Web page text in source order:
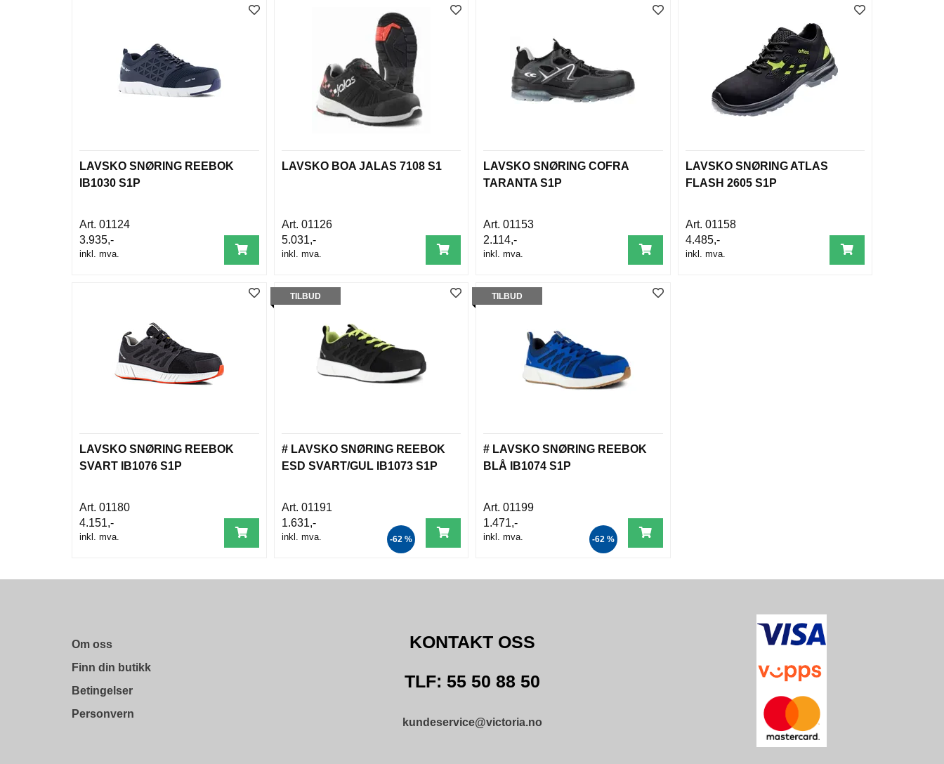
LAVSKO SNØRING REEBOK
IB1030 S1P
01124
3.935,-
inkl. mva.
LAVSKO BOA JALAS 7108 S1
01126
5.031,-
inkl. mva.
LAVSKO SNØRING COFRA
TARANTA S1P
01153
2.114,-
inkl. mva.
LAVSKO SNØRING ATLAS
FLASH 2605 S1P
01158
4.485,-
inkl. mva.
LAVSKO SNØRING REEBOK
SVART IB1076 S1P
01180
4.151,-
inkl. mva.
TILBUD
# LAVSKO SNØRING REEBOK
ESD SVART/GUL IB1073 S1P
01191
1.631,-
-62 %
inkl. mva.
TILBUD
# LAVSKO SNØRING REEBOK
BLÅ IB1074 S1P
01199
1.471,-
-62 %
inkl. mva.
Om oss
Finn din butikk
Betingelser
Personvern
KONTAKT OSS
TLF: 55 50 88 50
kundeservice@victoria.no